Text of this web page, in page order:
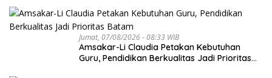
Jumat, 07/08/2026 - 08:33 WIB
Amsakar-Li Claudia Petakan Kebutuhan
Guru, Pendidikan Berkualitas Jadi Prioritas